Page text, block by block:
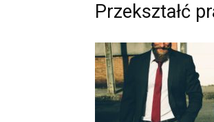
Przekształć